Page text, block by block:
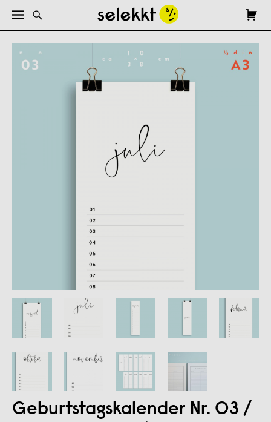
Geburtstagskalender Nr. 03 /